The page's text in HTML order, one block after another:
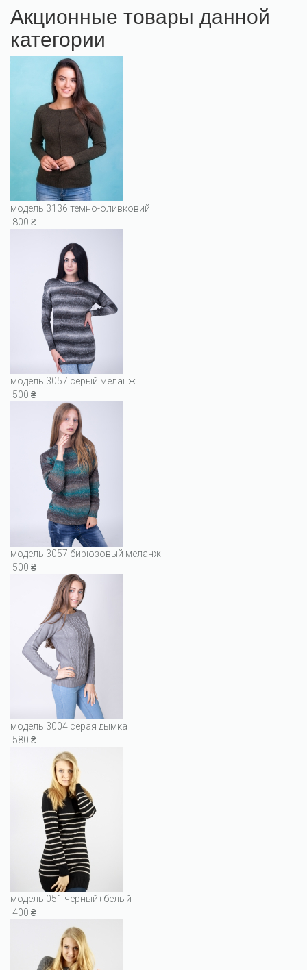
Акционные товары данной
категории
модель 3136 темно-оливковий
800 ₴
модель 3057 серый меланж
500 ₴
модель 3057 бирюзовый меланж
500 ₴
модель 3004 серая дымка
580 ₴
модель 051 чёрный+белый
400 ₴